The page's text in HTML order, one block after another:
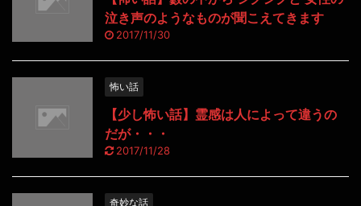
泣き声のようなものが聞こえてきます
2017/11/30
怖い話
【少し怖い話】霊感は人によって違うの
だが・・・
2017/11/28
奇妙な話